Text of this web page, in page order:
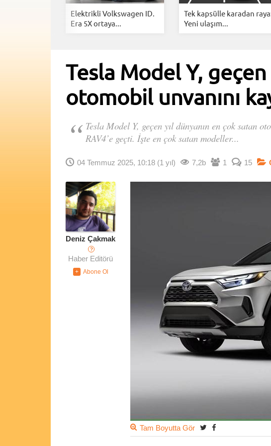
Elektrikli Volkswagen ID.
Era 5X ortaya...
Tek kapsülle karadan
Yeni ulaşım...
Tesla Model Y,
otomobil unvanını
Tesla Model Y, geçen yıl dünyanın en çok satan
RAV4’e geçti. İşte en çok satan modeller...
04 Temmuz 2025, 10:18 (1 yıl) 7,2b 1 15
Deniz Çakmak
?
Haber Editörü
Tam Boyutta Gör